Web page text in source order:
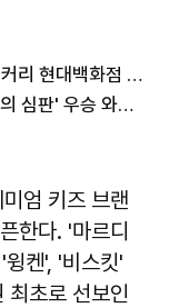
펜싱 국가대표 오상욱 선수, 고디바 베이커리 현대백화점 신촌점 방문
롯데百, '신의 물방울' 작가 호평한 '서울의 심판' 우승 와인 출시
엄 키즈 브랜
한다. '마르디
켄', '비스킷'
최초로 선보인